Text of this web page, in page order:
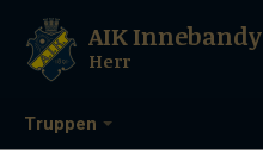
Truppen
AIK Innebandy
Herr